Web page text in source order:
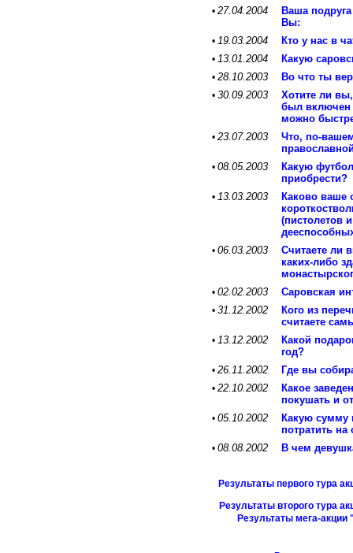
• 27.04.2004
Ваша
Вы:
• 19.03.2004 Кто у нас в
• 13.01.2004 Какую
• 28.10.2003 Во что ты
• 30.09.2003
Хотите ли
был включен
можно
• 23.07.2003
Что, по-
• 08.05.2003
Какую
приобрести?
• 13.03.2003
Каково ваше
(пистолетов
• 06.03.2003
Считаете ли
каких-либо
• 02.02.2003 Саровская
• 31.12.2002
Кого из
считаете
• 13.12.2002
Какой
год?
• 26.11.2002 Где вы
• 22.10.2002
Какое
покушать и
• 05.10.2002
Какую сумму
потратить
• 08.08.2002 В чем
Результаты первого тура
Результаты второго тура
Результаты мега-акции